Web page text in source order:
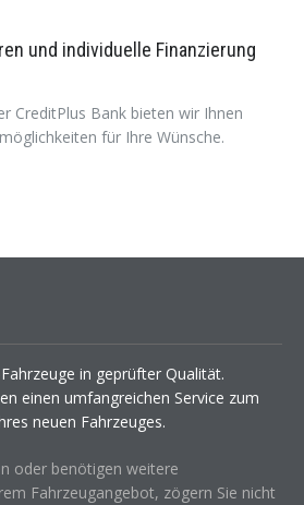
und individuelle Finanzierung
CreditPlus Bank bieten wir Ihnen
für Ihre Wünsche.
in geprüfter Qualität.
einen umfangreichen Service zum
neuen Fahrzeuges.
oder benötigen weitere
Fahrzeugangebot, zögern Sie nicht